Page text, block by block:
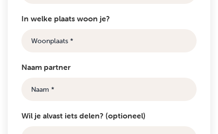
In welke plaats woon je?
Naam partner
Wil je alvast iets delen? (optioneel)